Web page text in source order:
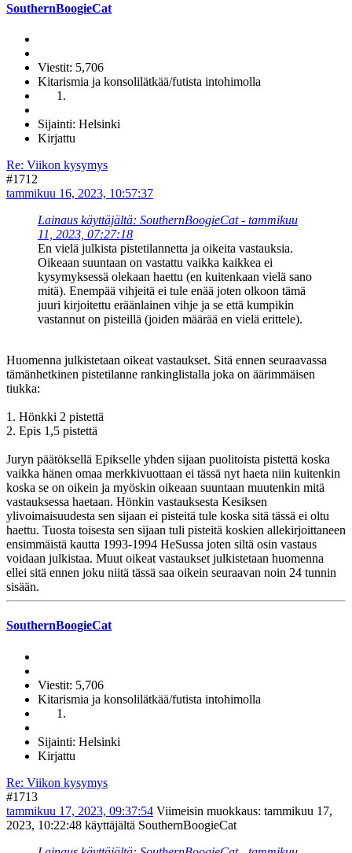
SouthernBoogieCat
Viestit: 5,706
Kitarismia ja konsolilätkää/futista intohimolla
Sijainti: Helsinki
Kirjattu
Re: Viikon kysymys
#1712
tammikuu 16, 2023, 10:57:37
Lainaus käyttäjältä: SouthernBoogieCat - tammikuu
11, 2023, 07:27:18
En vielä julkista pistetilannetta ja oikeita vastauksia.
Oikeaan suuntaan on vastattu vaikka kaikkea ei
kysymyksessä olekaan haettu (en kuitenkaan vielä sano
mitä). Enempää vihjeitä ei tule enää joten olkoon tämä
juuri kirjoitettu eräänlainen vihje ja se että kumpikin
vastannut on pisteillä (joiden määrää en vielä erittele).
Huomenna julkistetaan oikeat vastaukset. Sitä ennen seuraavassa
tämänhetkinen pistetilanne rankinglistalla joka on äärimmäisen
tiukka:
1. Hönkki 2 pistettä
2. Epis 1,5 pistettä
Juryn päätöksellä Epikselle yhden sijaan puolitoista pistettä koska
vaikka hänen omaa merkkivuottaan ei tässä nyt haeta niin kuitenkin
koska se on oikein ja myöskin oikeaan suuntaan muutenkin mitä
vastauksessa haetaan. Hönkin vastauksesta Kesiksen
ylivoimaisuudesta sen sijaan ei pisteitä tule koska sitä tässä ei oltu
haettu. Tuosta toisesta sen sijaan tuli pisteitä koskien allekirjoittaneen
ensimmäistä kautta 1993-1994 HeSussa joten siltä osin vastaus
voidaan julkistaa. Muut oikeat vastaukset julkistetaan huomenna
ellei sitä ennen joku niitä tässä saa oikein seuraavan noin 24 tunnin
sisään.
SouthernBoogieCat
Viestit: 5,706
Kitarismia ja konsolilätkää/futista intohimolla
Sijainti: Helsinki
Kirjattu
Re: Viikon kysymys
#1713
tammikuu 17, 2023, 09:37:54 Viimeisin muokkaus: tammikuu 17,
2023, 10:22:48 käyttäjältä SouthernBoogieCat